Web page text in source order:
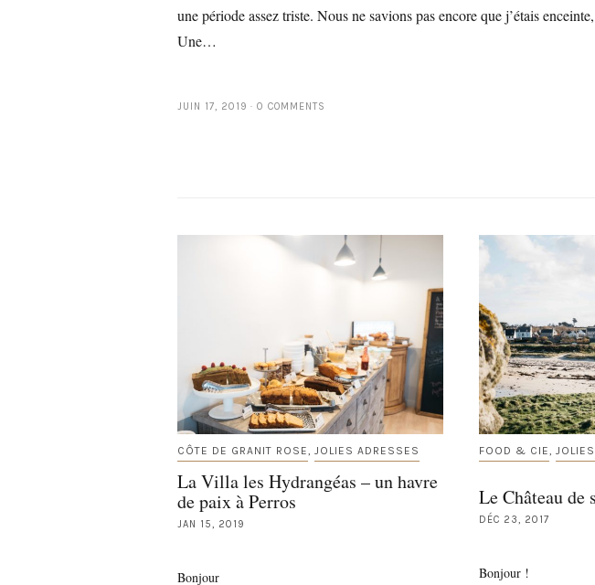
une période assez triste. Nous ne savions pas encore que j’étais
Une…
JUIN 17, 2019 0 COMMENTS
CÔTE DE GRANIT ROSE, JOLIES ADRESSES
La Villa les Hydrangéas – un havre
de paix à Perros
JAN 15, 2019
Bonjour
FOOD & CIE,
Le Château de
DÉC 23, 2017
Bonjour !